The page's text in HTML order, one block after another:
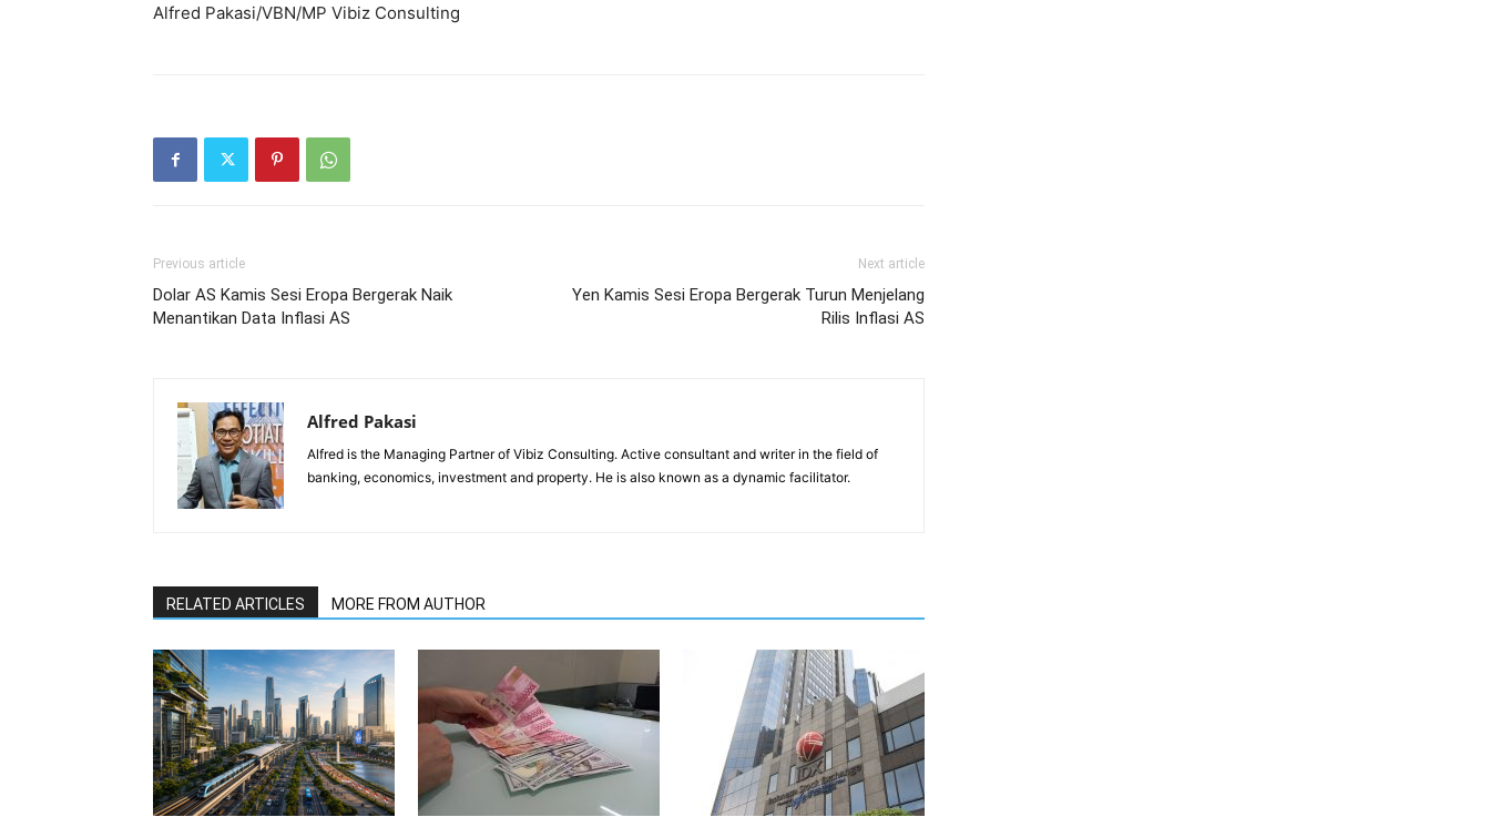
Alfred Pakasi/VBN/MP Vibiz Consulting
Previous article
Dolar AS Kamis Sesi Eropa Bergerak Naik
Menantikan Data Inflasi AS
Next article
Yen Kamis Sesi Eropa Bergerak Turun Menjelang
Rilis Inflasi AS
Alfred Pakasi
Alfred is the Managing Partner of Vibiz Consulting. Active consultant and writer in the field of
banking, economics, investment and property. He is also known as a dynamic facilitator.
RELATED ARTICLES MORE FROM AUTHOR